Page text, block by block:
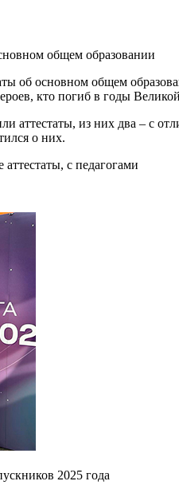
общем образовании
об основном общем
кто погиб в годы
аттестаты, из них два – с
о них.
2025 года